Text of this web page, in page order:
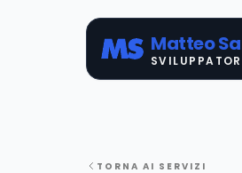
Matteo
TORNA AI SERVIZI